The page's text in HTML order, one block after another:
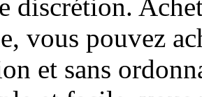
discrétion.
vous pouvez
et sans